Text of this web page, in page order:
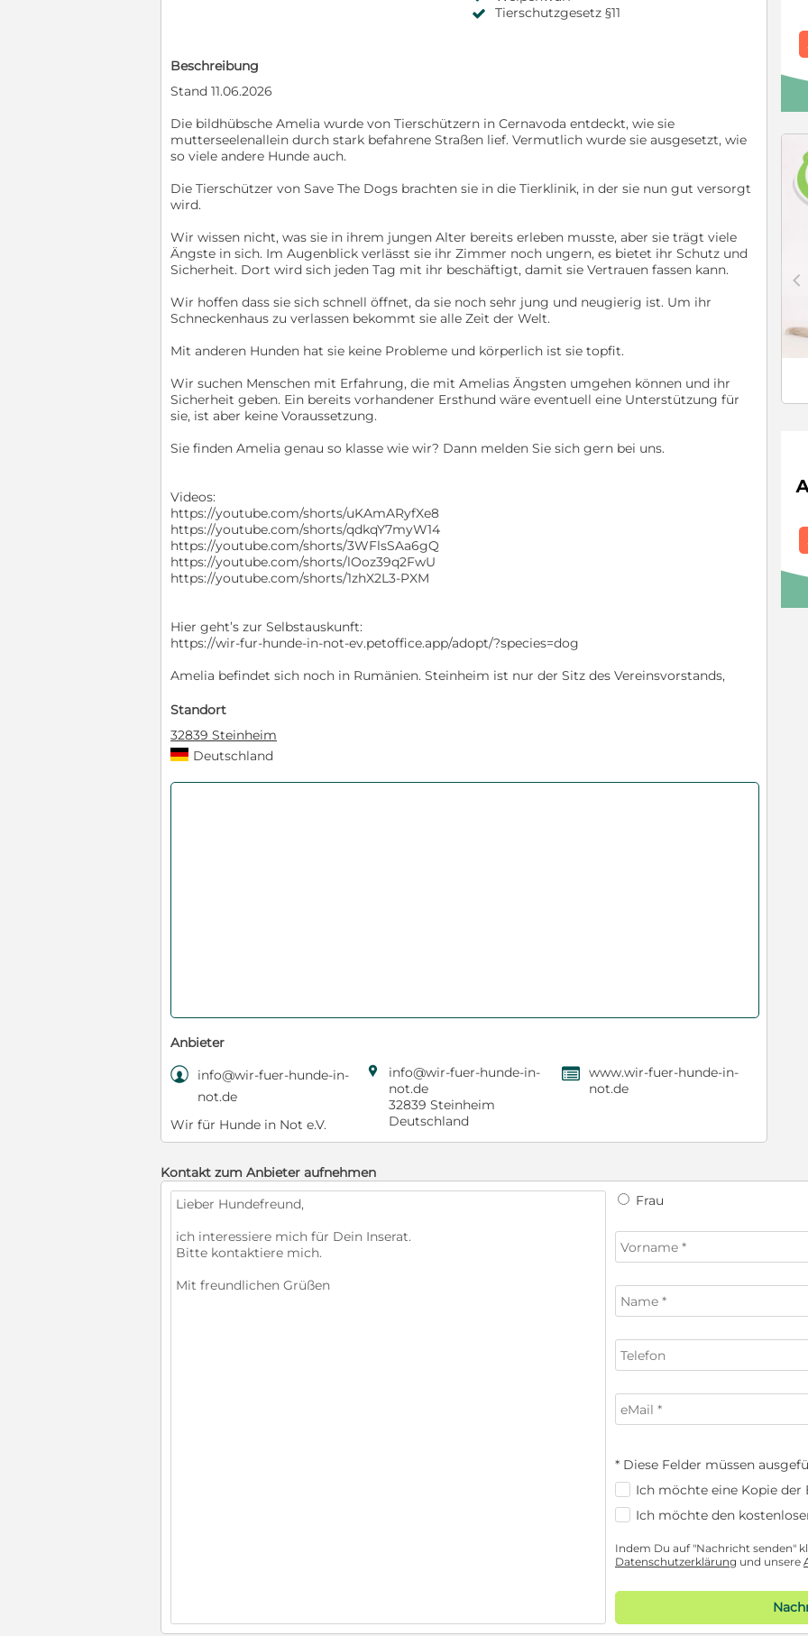
c
Tierschutzgesetz §11
Beschreibung
Stand 11.06.2026
Die bildhübsche Amelia wurde von Tierschützern in Cernavoda entdeckt, wie sie
mutterseelenallein durch stark befahrene Straßen lief. Vermutlich wurde sie ausgesetzt, wie
so viele andere Hunde auch.
Die Tierschützer von Save The Dogs brachten sie in die Tierklinik, in der sie nun gut versorgt
wird.
Wir wissen nicht, was sie in ihrem jungen Alter bereits erleben musste, aber sie trägt viele
Ängste in sich. Im Augenblick verlässt sie ihr Zimmer noch ungern, es bietet ihr Schutz und
Sicherheit. Dort wird sich jeden Tag mit ihr beschäftigt, damit sie Vertrauen fassen kann.
Wir hoffen dass sie sich schnell öffnet, da sie noch sehr jung und neugierig ist. Um ihr
Schneckenhaus zu verlassen bekommt sie alle Zeit der Welt.
Mit anderen Hunden hat sie keine Probleme und körperlich ist sie topfit.
Wir suchen Menschen mit Erfahrung, die mit Amelias Ängsten umgehen können und ihr
Sicherheit geben. Ein bereits vorhandener Ersthund wäre eventuell eine Unterstützung für
sie, ist aber keine Voraussetzung.
Sie finden Amelia genau so klasse wie wir? Dann melden Sie sich gern bei uns.
Videos:
https://youtube.com/shorts/uKAmARyfXe8
https://youtube.com/shorts/qdkqY7myW14
https://youtube.com/shorts/3WFlsSAa6gQ
https://youtube.com/shorts/lOoz39q2FwU
https://youtube.com/shorts/1zhX2L3-PXM
Hier geht’s zur Selbstauskunft:
https://wir-fur-hunde-in-not-ev.petoffice.app/adopt/?species=dog
Amelia befindet sich noch in Rumänien. Steinheim ist nur der Sitz des Vereinsvorstands,
Standort
32839 Steinheim
Deutschland
Anbieter

info@wir-fuer-hunde-in-
not.de
Wir für Hunde in Not e.V.

info@wir-fuer-hunde-in-
not.de
32839 Steinheim
Deutschland
,
www.wir-fuer-hunde-in-
not.de
Kontakt zum Anbieter aufnehmen
Frau
* Diese Felder müssen
Ich möchte eine Kopie der
Ich möchte den
Indem Du auf "Nachricht senden"
Datenschutzerklärung und unsere